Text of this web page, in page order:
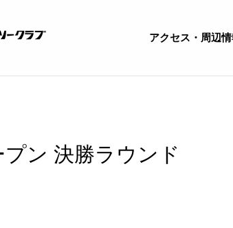
アクセス・周辺情
ン 決勝ラウンド